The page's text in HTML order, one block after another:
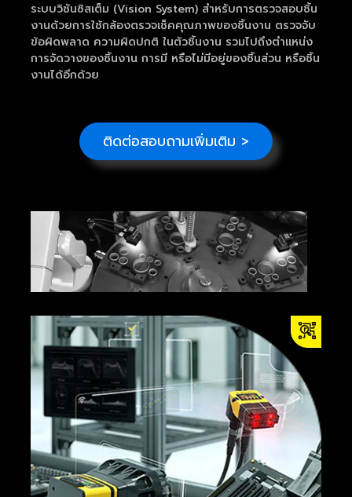
ระบบวิชันซิสเต็ม (Vision System) สำหรับการตรวจสอบชิ้น
งานด้วยการใช้กล้องตรวจเช็คคุณภาพของชิ้นงาน ตรวจจับ
ข้อผิดพลาด ความผิดปกติ ในตัวชิ้นงาน รวมไปถึงตำแหน่ง
การจัดวางของชิ้นงาน การมี หรือไม่มีอยู่ของชิ้นส่วน หรือชิ้น
งานได้อีกด้วย
ติดต่อสอบถามเพิ่มเติม >